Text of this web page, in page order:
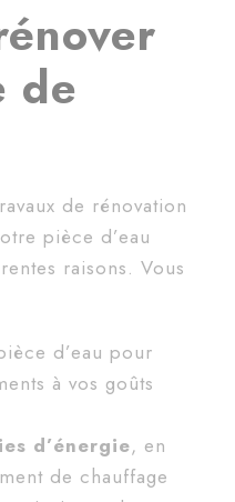
de
de rénovation
pièce d’eau
raisons. Vous
d’eau pour
à vos goûts
d’énergie, en
de chauffage